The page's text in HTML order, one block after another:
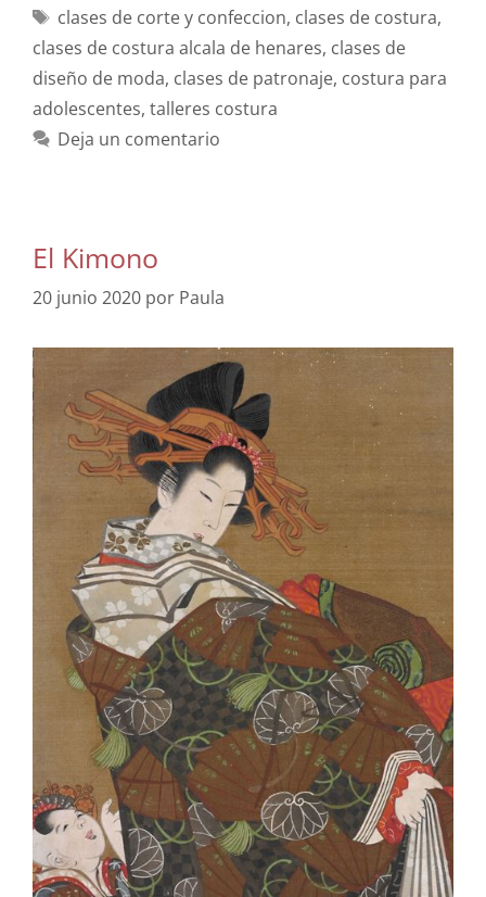
clases de corte y confeccion, clases de costura,
clases de costura alcala de henares, clases de
diseño de moda, clases de patronaje, costura para
adolescentes, talleres costura
Deja un comentario
El Kimono
20 junio 2020 por Paula